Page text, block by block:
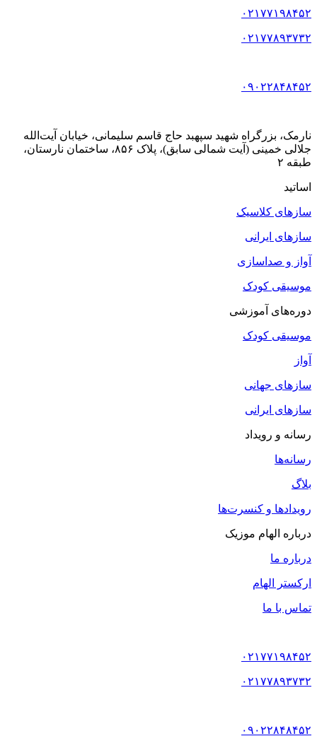
۰۲۱۷۷۱۹۸۴۵۲
۰۲۱۷۷۸۹۳۷۳۲
۰۹۰۲۲۸۴۸۴۵۲
نارمک، بزرگراه شهید سپهبد حاج قاسم سلیمانی، خیابان آیت‌الله
جلالی خمینی (آیت شمالی سابق)، پلاک ۸۵۶، ساختمان نارستان،
طبقه ۲
اساتید
سازهای کلاسیک
سازهای ایرانی
آواز و صداسازی
موسیقی کودک
دوره‌های آموزشی
موسیقی کودک
آواز
سازهای جهانی
سازهای ایرانی
رسانه و رویداد
رسانه‌ها
بلاگ
رویدادها و کنسرت‌ها
درباره الهام موزیک
درباره ما
ارکستر الهام
تماس با ما
۰۲۱۷۷۱۹۸۴۵۲
۰۲۱۷۷۸۹۳۷۳۲
۰۹۰۲۲۸۴۸۴۵۲